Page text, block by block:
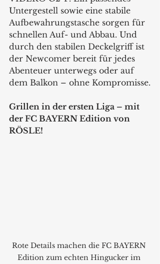
Untergestell sowie eine stabile
Aufbewahrungstasche sorgen für
schnellen Auf- und Abbau. Und
durch den stabilen Deckelgriff ist
der Newcomer bereit für jedes
Abenteuer unterwegs oder auf
dem Balkon – ohne Kompromisse.
Grillen in der ersten Liga – mit
der FC BAYERN Edition von
RÖSLE!
Rote Details machen die FC BAYERN
Edition zum echten Hingucker im